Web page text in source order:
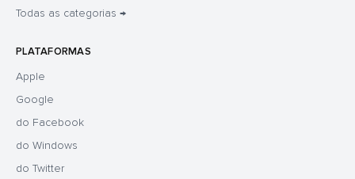
Todas as categorias →
PLATAFORMAS
Apple
Google
do Facebook
do Windows
do Twitter